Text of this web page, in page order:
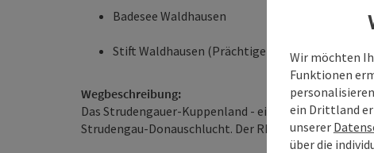
Badesee Waldhausen
Stift Waldhausen (Prächtige Stiftskirche,
Wegbeschreibung:
Das Strudengauer-Kuppenland - ein einsames
Strudengau-Donauschlucht. Der Rhythmus der hohen
Wir möchten
Funktionen
ein Drittland
unserer
über die